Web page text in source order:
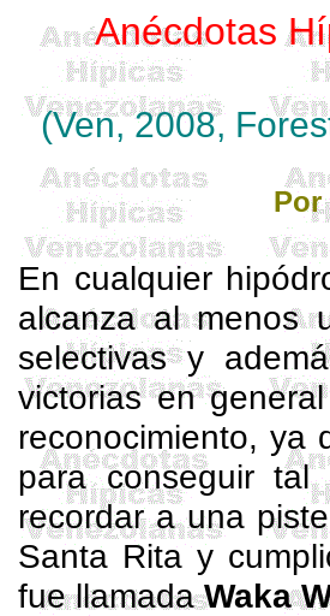
Anécdotas
(Ven, 2008,
Por
En cualquier
alcanza al menos
selectivas y
victorias en
reconocimiento, ya
para conseguir tal
recordar a una
Santa Rita y
fue llamadaWaka